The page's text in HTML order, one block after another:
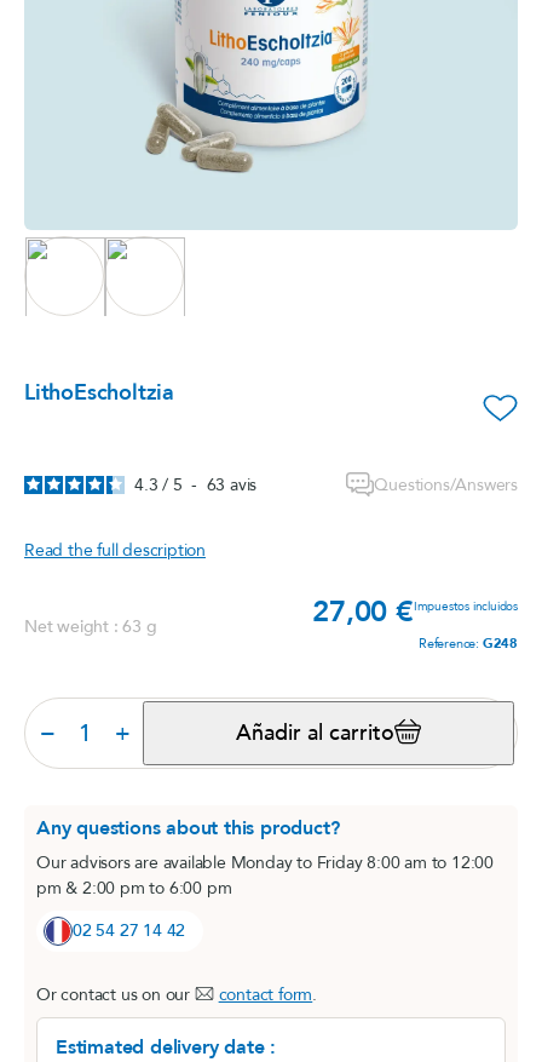
LithoEscholtzia favorite_border
4.3 / 5 - 63avis Questions/Answers
Read the full description
Net weight : 63 g 27,00 €Impuestos incluidos
Reference: G248
− + Añadir al carrito
Any questions about this product?
Our advisors are available Monday to Friday 8:00 am to 12:00
pm & 2:00 pm to 6:00 pm
02 54 27 14 42
Or contact us on our contact form.
Estimated delivery date :